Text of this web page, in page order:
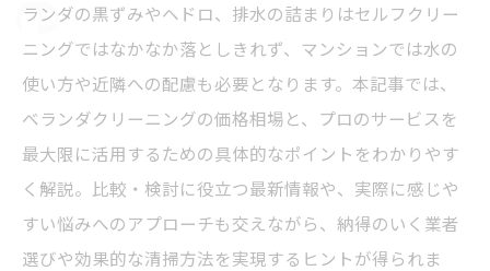
ランダの黒ずみやヘドロ、排水の詰まりはセルフクリー
ニングではなかなか落としきれず、マンションでは水の
使い方や近隣への配慮も必要となります。本記事では、
ベランダクリーニングの価格相場と、プロのサービスを
最大限に活用するための具体的なポイントをわかりやす
く解説。比較・検討に役立つ最新情報や、実際に感じや
すい悩みへのアプローチも交えながら、納得のいく業者
選びや効果的な清掃方法を実現するヒントが得られま